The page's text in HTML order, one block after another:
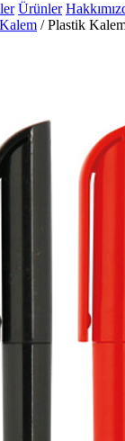
Ürünler
/ Plastik